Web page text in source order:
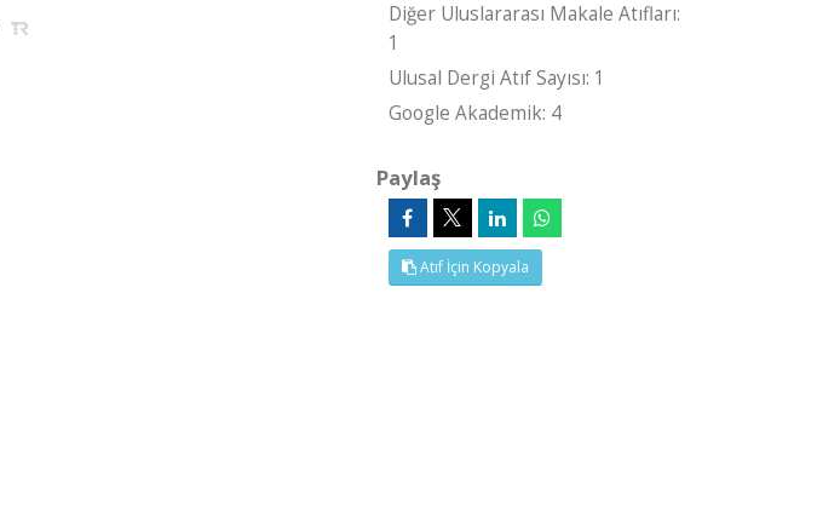
Diğer Uluslararası Makale Atıfları:
1
Ulusal Dergi Atıf Sayısı: 1
Google Akademik: 4
Paylaş
Atıf İçin Kopyala